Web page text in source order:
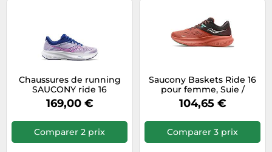
Chaussures de running
SAUCONY ride 16
(MAUVE/INDIGO) Femme
38
169,00 €
Comparer 2 prix
Saucony Baskets Ride 16
pour femme, Suie /
basalte, 37 EU
104,65 €
Comparer 3 prix